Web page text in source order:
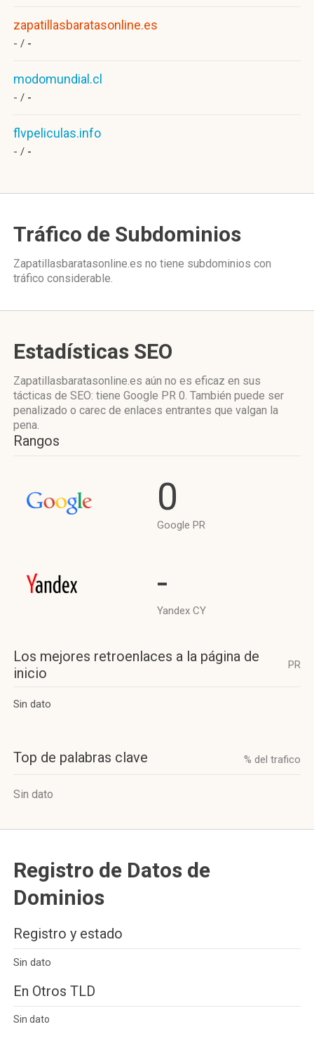
zapatillasbaratasonline.es
- / -
modomundial.cl
- / -
flvpeliculas.info
- / -
Tráfico de Subdominios
Zapatillasbaratasonline.es no tiene subdominios con
tráfico considerable.
Estadísticas SEO
Zapatillasbaratasonline.es aún no es eficaz en sus
tácticas de SEO: tiene Google PR 0. También puede ser
penalizado o carec de enlaces entrantes que valgan la
pena.
Rangos
0
Google PR
-
Yandex CY
Los mejores retroenlaces a la página de
inicio
PR
Sin dato
Top de palabras clave % del trafico
Sin dato
Registro de Datos de
Dominios
Registro y estado
Sin dato
En Otros TLD
Sin dato